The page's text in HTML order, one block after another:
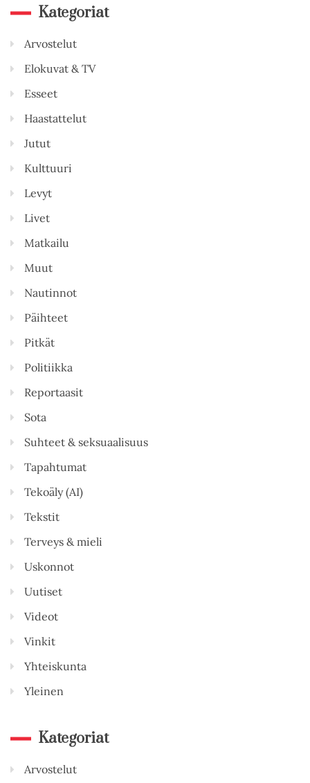
Kategoriat
Arvostelut
Elokuvat & TV
Esseet
Haastattelut
Jutut
Kulttuuri
Levyt
Livet
Matkailu
Muut
Nautinnot
Päihteet
Pitkät
Politiikka
Reportaasit
Sota
Suhteet & seksuaalisuus
Tapahtumat
Tekoäly (AI)
Tekstit
Terveys & mieli
Uskonnot
Uutiset
Videot
Vinkit
Yhteiskunta
Yleinen
Kategoriat
Arvostelut